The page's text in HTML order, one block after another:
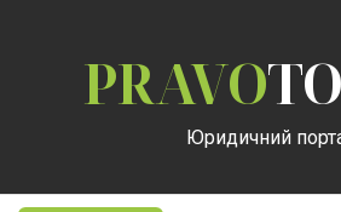
PRAVO
Юридичний